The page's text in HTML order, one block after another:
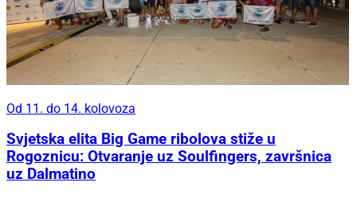
Od 11. do 14. kolovoza
Svjetska elita Big Game ribolova stiže u
Rogoznicu: Otvaranje uz Soulfingers, završnica
uz Dalmatino